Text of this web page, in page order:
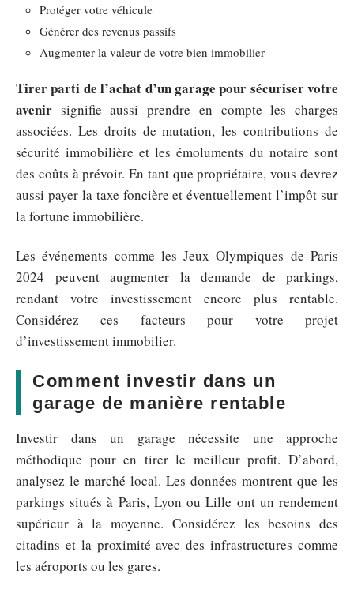
Protéger votre véhicule
Générer des revenus passifs
Augmenter la valeur de votre bien immobilier
Tirer parti de l’achat d’un garage pour sécuriser votre
avenir signifie aussi prendre en compte les charges
associées. Les droits de mutation, les contributions de
sécurité immobilière et les émoluments du notaire sont
des coûts à prévoir. En tant que propriétaire, vous devrez
aussi payer la taxe foncière et éventuellement l’impôt sur
la fortune immobilière.
Les événements comme les Jeux Olympiques de Paris
2024 peuvent augmenter la demande de parkings,
rendant votre investissement encore plus rentable.
Considérez ces facteurs pour votre projet
d’investissement immobilier.
Comment investir dans un
garage de manière rentable
Investir dans un garage nécessite une approche
méthodique pour en tirer le meilleur profit. D’abord,
analysez le marché local. Les données montrent que les
parkings situés à Paris, Lyon ou Lille ont un rendement
supérieur à la moyenne. Considérez les besoins des
citadins et la proximité avec des infrastructures comme
les aéroports ou les gares.